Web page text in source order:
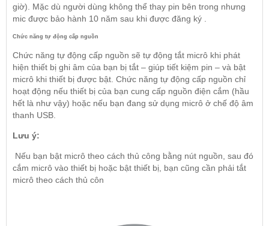
giờ). Mặc dù người dùng không thể thay pin bên trong nhưng
mic được bảo hành 10 năm sau khi được đăng ký .
Chức năng tự động cấp nguồn
Chức năng tự động cấp nguồn sẽ tự động tắt micrô khi phát
hiện thiết bị ghi âm của bạn bị tắt – giúp tiết kiệm pin – và bật
micrô khi thiết bị được bật. Chức năng tự động cấp nguồn chỉ
hoạt động nếu thiết bị của bạn cung cấp nguồn điện cắm (hầu
hết là như vậy) hoặc nếu bạn đang sử dụng micrô ở chế độ âm
thanh USB.
Lưu ý:
Nếu bạn bật micrô theo cách thủ công bằng nút nguồn, sau đó
cắm micrô vào thiết bị hoặc bật thiết bị, bạn cũng cần phải tắt
micrô theo cách thủ côn